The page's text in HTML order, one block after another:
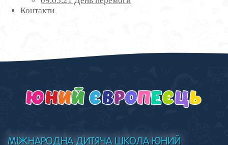
Контакти
МІЖНАРОДНА ДИТЯЧА ШКОЛА ЮНИЙ